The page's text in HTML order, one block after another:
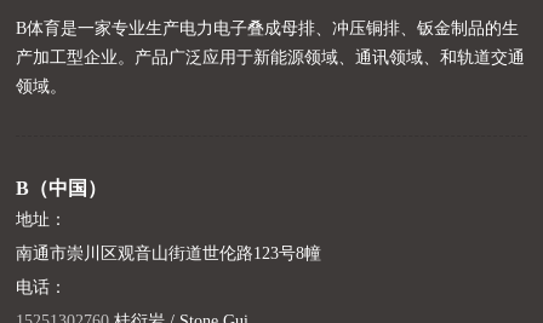
B体育是一家专业生产电力电子叠成母排、冲压铜排、钣金制品的生
产加工型企业。产品广泛应用于新能源领域、通讯领域、和轨道交通
领域。
B（中国）
地址：
南通市崇川区观音山街道世伦路123号8幢
电话：